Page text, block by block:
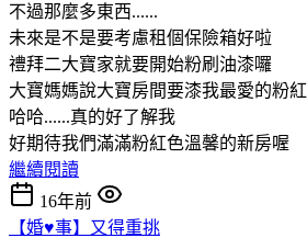
不過那麼多東西......
未來是不是要考慮租個保險箱好啦
禮拜二大寶家就要開始粉刷油漆囉
大寶媽媽說大寶房間要漆我最愛的粉
哈哈......真的好了解我
好期待我們滿滿粉紅色溫馨的新房喔
繼續閱讀
16年前
【婚♥事】又得重挑